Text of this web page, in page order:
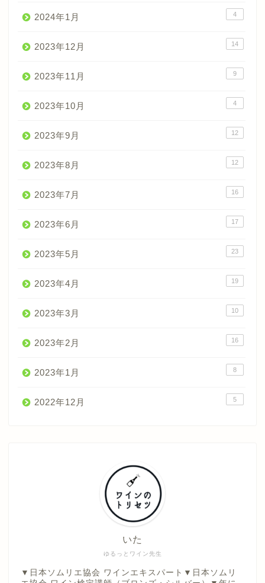
2024年1月 4
2023年12月 14
2023年11月 9
2023年10月 4
2023年9月 12
2023年8月 12
2023年7月 16
2023年6月 17
2023年5月 23
2023年4月 19
2023年3月 10
2023年2月 16
2023年1月 8
2022年12月 5
ゆるっとワイン先生
いた
▼日本ソムリエ協会 ワインエキスパート▼日本ソムリ